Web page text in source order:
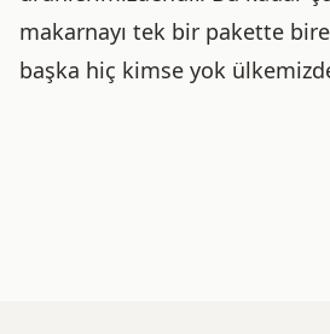
makarnayı tek bir pakette
başka hiç kimse yok